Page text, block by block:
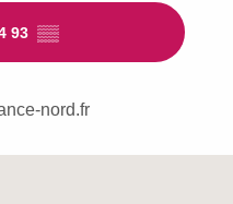
93 ▒▒
nord.fr